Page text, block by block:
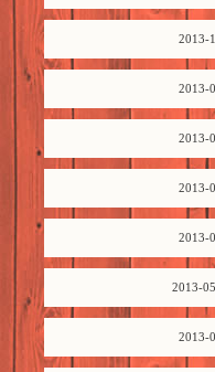
2013-
2013-
2013-
2013-
2013-
2013-05
2013-